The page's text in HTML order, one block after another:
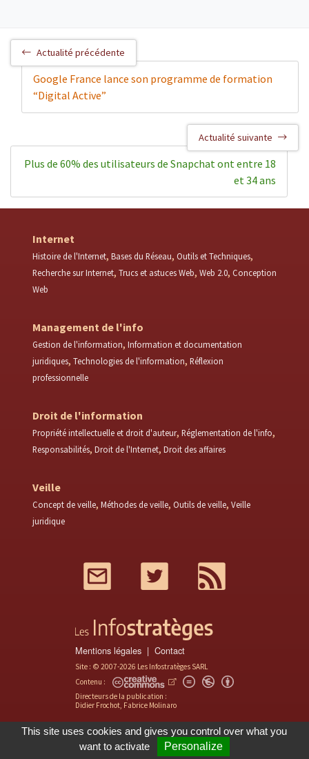
Actualité précédente
Google France lance son programme de formation
“Digital Active”
Actualité suivante
Plus de 60% des utilisateurs de Snapchat ont entre 18
et 34 ans
Internet
Histoire de l'Internet Bases du Réseau Outils et Techniques
Recherche sur Internet Trucs et astuces Web Web 2.0 Conception
Web
Management de l'info
Gestion de l'information Information et documentation
juridiques Technologies de l'information Réflexion
professionnelle
Droit de l'information
Propriété intellectuelle et droit d'auteur Réglementation de l'info
Responsabilités Droit de l'Internet Droit des affaires
Veille
Concept de veille Méthodes de veille Outils de veille Veille
juridique
Twitter
Mentions légales Contact
Site : © 2007-2026 Les Infostratèges SARL
Contenu :
Directeurs de la publication :
Didier Frochot, Fabrice Molinaro
This site uses cookies and gives you control over what you
want to activate
Personalize